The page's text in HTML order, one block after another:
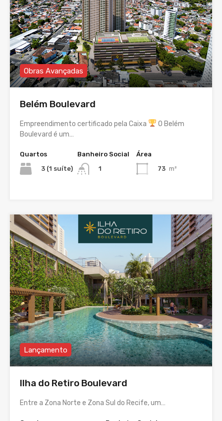
Obras Avançadas
Belém Boulevard
Empreendimento certificado pela Caixa
O Belém
Boulevard é um…
Quartos
3 (1 suíte)
Banheiro Social
1
Área
73 m²
Lançamento
Ilha do Retiro Boulevard
Entre a Zona Norte e Zona Sul do Recife, um…